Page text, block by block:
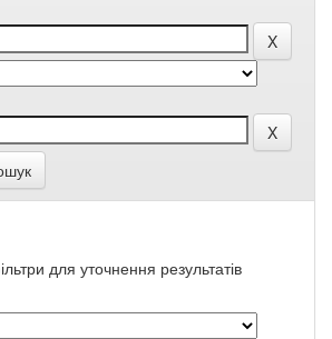
для уточнення результатів